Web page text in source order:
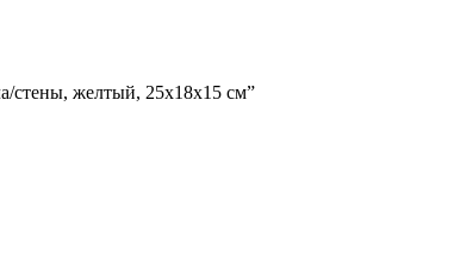
стены, желтый, 25x18x15 см”